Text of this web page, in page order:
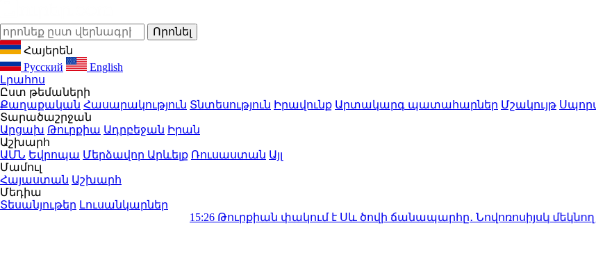
Հայերեն
Русский
English
Լրահոս
Ըստ թեմաների
Քաղաքական Հասարակություն Տնտեսություն Իրավունք Արտակարգ պատահարներ Մշակույթ
Տարածաշրջան
Արցախ Թուրքիա Ադրբեջան Իրան
Աշխարհ
ԱՄՆ Եվրոպա Մերձավոր Արևելք Ռուսաստան Այլ
Մամուլ
Հայաստան Աշխարհ
Մեդիա
Տեսանյութեր Լուսանկարներ
Թուրքիան փակում է Սև ծովի ճանապարհը․ Նովոռոսիյսկ մեկնող նավերի